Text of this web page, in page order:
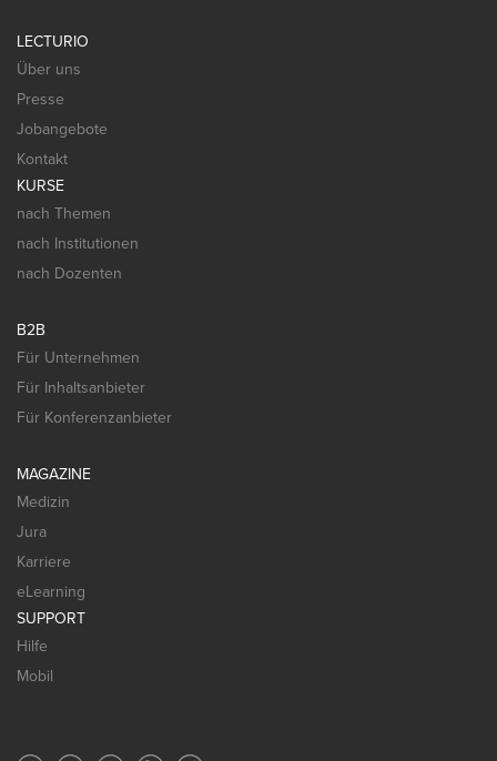
LECTURIO
Über uns
Presse
Jobangebote
Kontakt
KURSE
nach Themen
nach Institutionen
nach Dozenten
B2B
Für Unternehmen
Für Inhaltsanbieter
Für Konferenzanbieter
MAGAZINE
Medizin
Jura
Karriere
eLearning
SUPPORT
Hilfe
Mobil